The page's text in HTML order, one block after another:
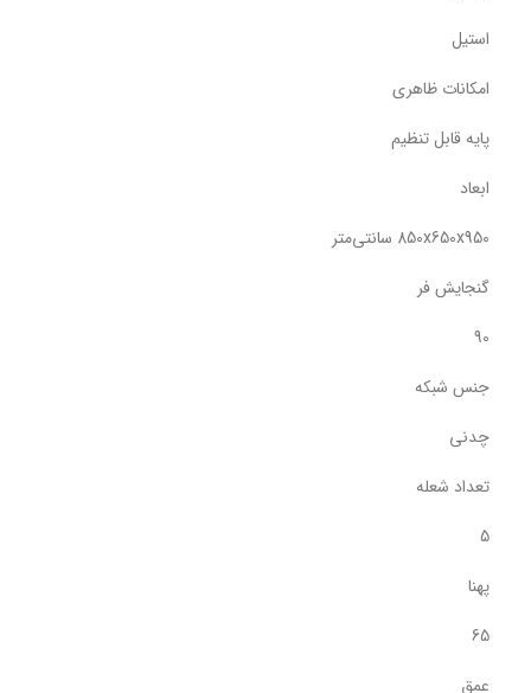
استیل
امکانات ظاهری
پایه قابل تنظیم
ابعاد
850x650x950 سانتی‌متر
گنجایش فر
90
جنس شبکه
چدنی
تعداد شعله
5
پهنا
65
عمق